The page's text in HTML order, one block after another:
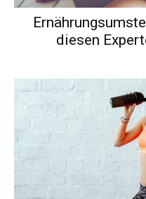
diesen